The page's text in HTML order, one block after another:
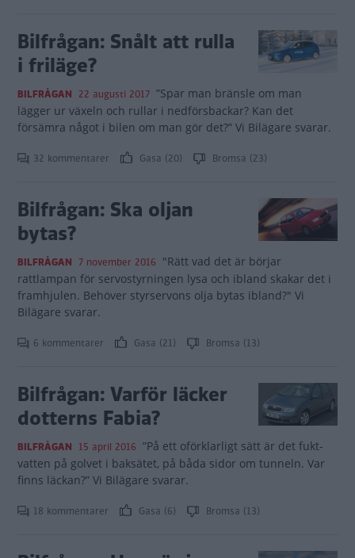
Bilfrågan: Snålt att rulla
i friläge?
BILFRÅGAN 22 augusti 2017 ”Spar man bränsle om man
lägger ur växeln och rullar i nedförsbackar? Kan det
försämra något i bilen om man gör det?” Vi Bilägare svarar.
32 kommentarer Gasa (20) Bromsa (23)
Bilfrågan: Ska oljan
bytas?
BILFRÅGAN 7 november 2016 "Rätt vad det är börjar
rattlampan för servostyrningen lysa och ibland skakar det i
framhjulen. Behöver styrservons olja bytas ibland?" Vi
Bilägare svarar.
6 kommentarer Gasa (21) Bromsa (13)
Bilfrågan: Varför läcker
dotterns Fabia?
BILFRÅGAN 15 april 2016 ”På ett oförklarligt sätt är det fukt-
vatten på golvet i baksätet, på båda sidor om tunneln. Var
finns läckan?” Vi Bilägare svarar.
18 kommentarer Gasa (6) Bromsa (13)